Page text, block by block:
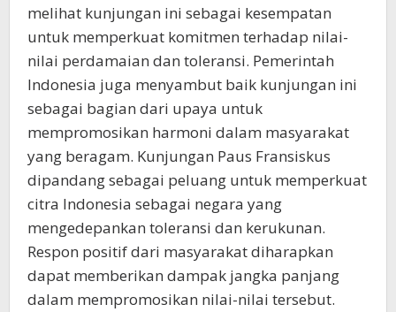
melihat kunjungan ini sebagai kesempatan
untuk memperkuat komitmen terhadap nilai-
nilai perdamaian dan toleransi. Pemerintah
Indonesia juga menyambut baik kunjungan ini
sebagai bagian dari upaya untuk
mempromosikan harmoni dalam masyarakat
yang beragam. Kunjungan Paus Fransiskus
dipandang sebagai peluang untuk memperkuat
citra Indonesia sebagai negara yang
mengedepankan toleransi dan kerukunan.
Respon positif dari masyarakat diharapkan
dapat memberikan dampak jangka panjang
dalam mempromosikan nilai-nilai tersebut.